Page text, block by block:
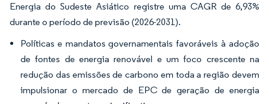
Energia do Sudeste Asiático registre uma CAGR de 6,93%
durante o período de previsão (2026-2031).
Políticas e mandatos governamentais favoráveis à adoção
de fontes de energia renovável e um foco crescente na
redução das emissões de carbono em toda a região devem
impulsionar o mercado de EPC de geração de energia